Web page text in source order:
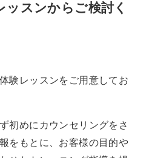
ッスンからご検討く
験レッスンをご用意してお
初めにカウンセリングをさ
をもとに、お客様の目的や